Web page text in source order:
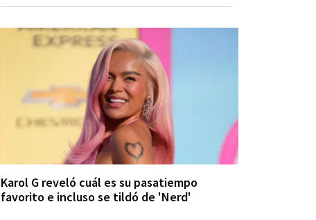
Karol G reveló cuál es su pasatiempo
favorito e incluso se tildó de 'Nerd'